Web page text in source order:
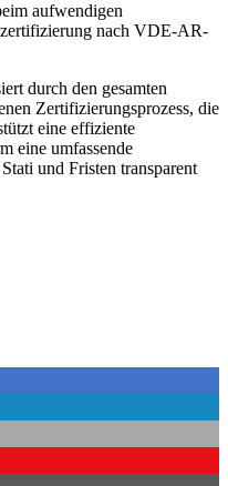
aufwendigen
nach VDE-AR-
durch den gesamten
Zertifizierungsprozess, die
eine effiziente
eine umfassende
und Fristen transparent